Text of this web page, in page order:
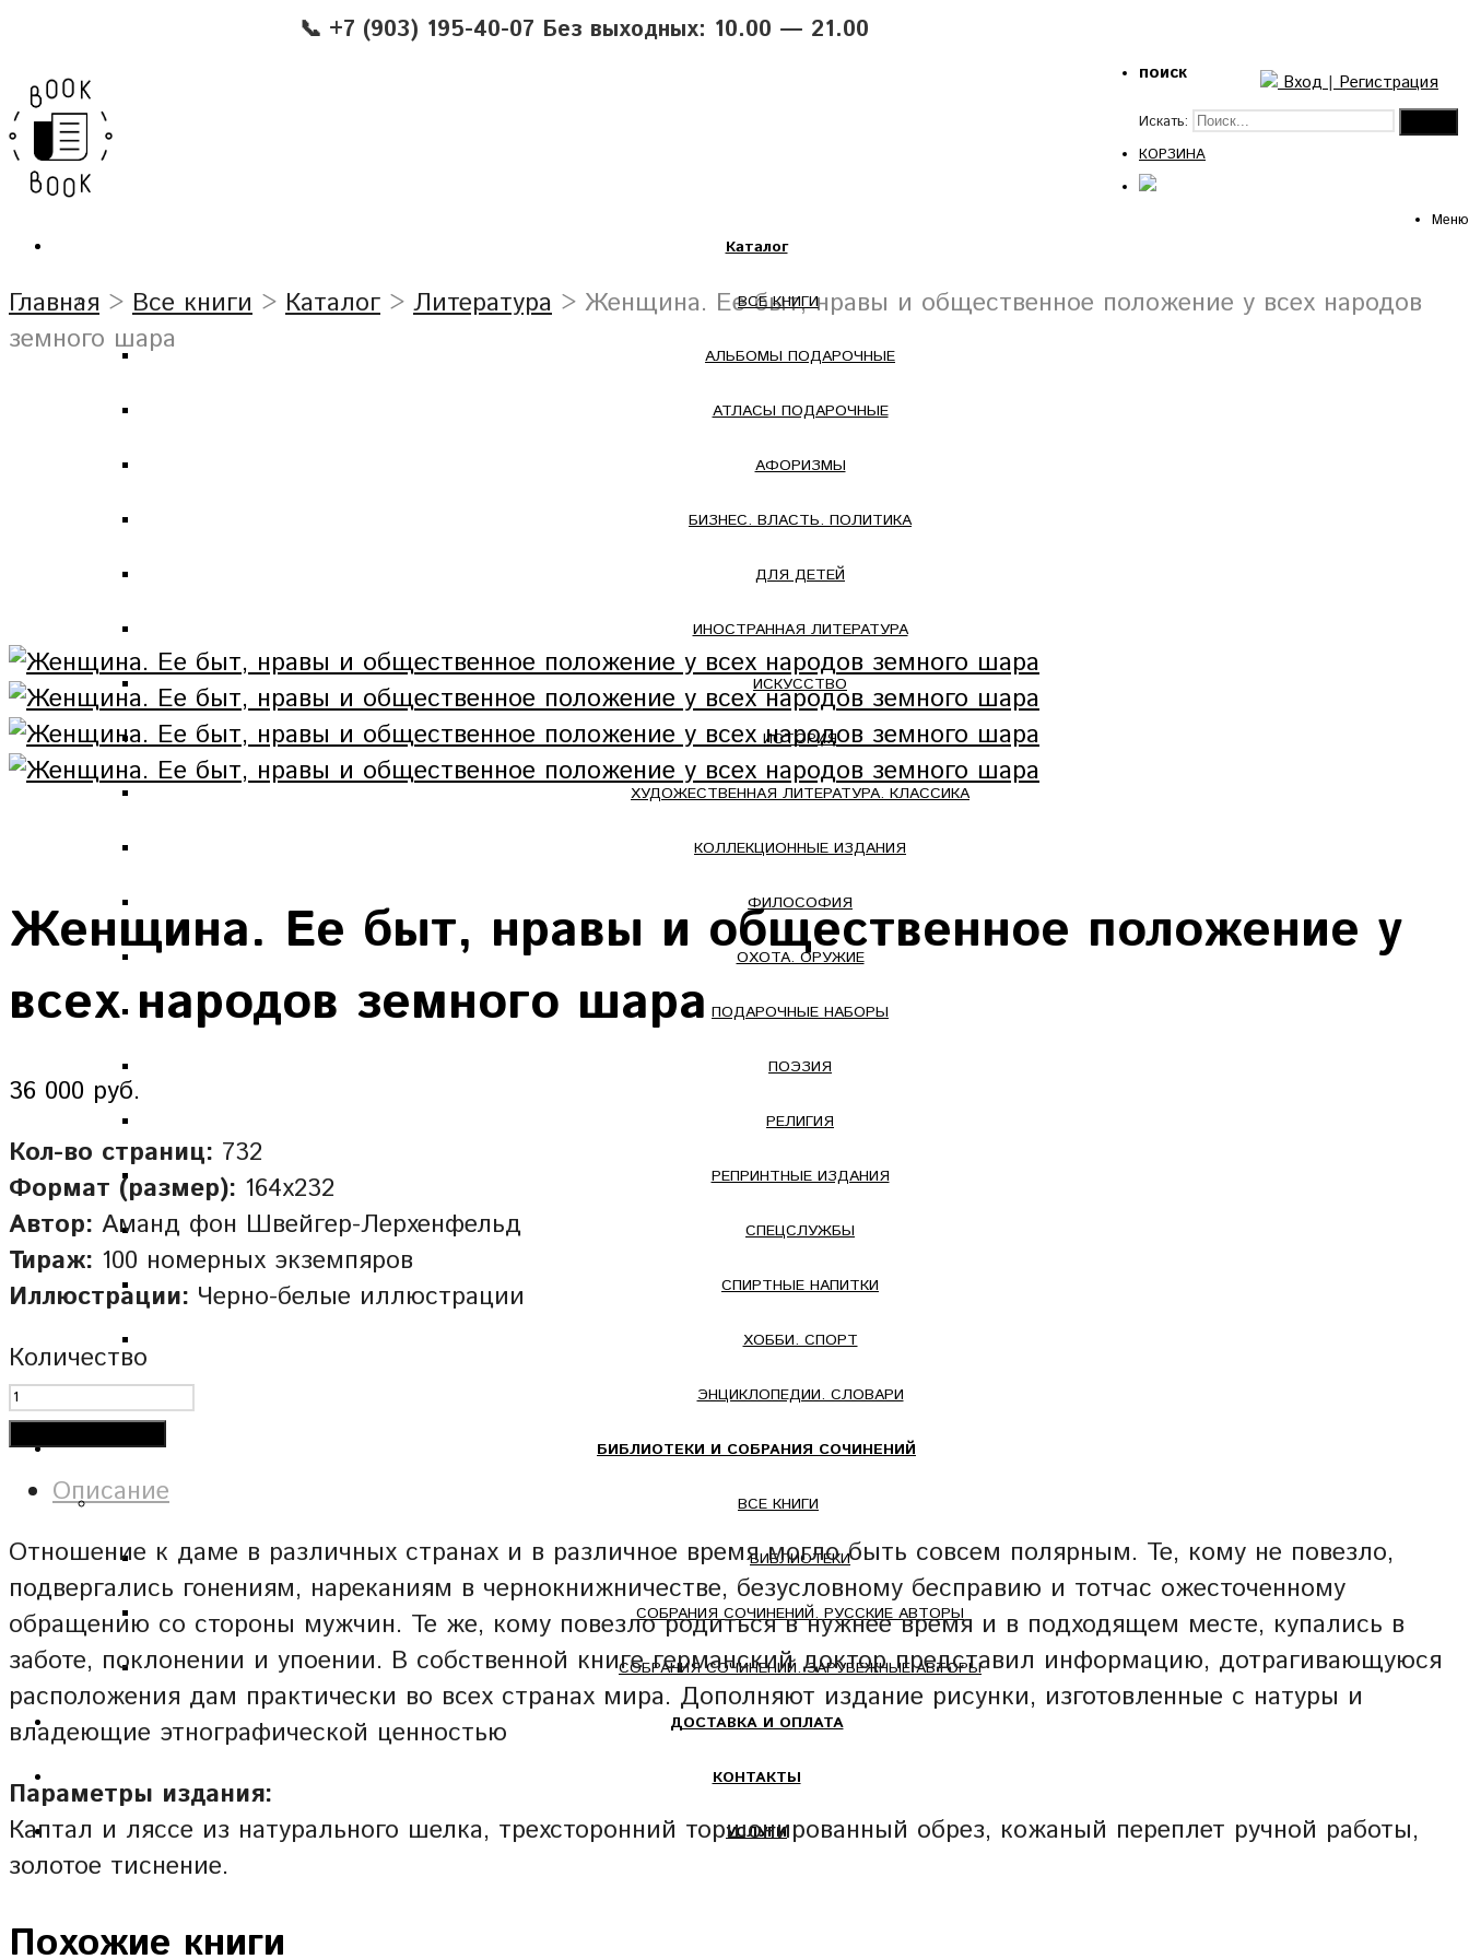
📞 +7 (903) 195-40-07 Без выходных: 10.00 — 21.00
Вход | Регистрация
Каталог
ВСЕ КНИГИ
АЛЬБОМЫ ПОДАРОЧНЫЕ
АТЛАСЫ ПОДАРОЧНЫЕ
АФОРИЗМЫ
БИЗНЕС. ВЛАСТЬ. ПОЛИТИКА
ДЛЯ ДЕТЕЙ
ИНОСТРАННАЯ ЛИТЕРАТУРА
ИСКУССТВО
ИСТОРИЯ
ХУДОЖЕСТВЕННАЯ ЛИТЕРАТУРА. КЛАССИКА
КОЛЛЕКЦИОННЫЕ ИЗДАНИЯ
ФИЛОСОФИЯ
ОХОТА. ОРУЖИЕ
ПОДАРОЧНЫЕ НАБОРЫ
ПОЭЗИЯ
РЕЛИГИЯ
РЕПРИНТНЫЕ ИЗДАНИЯ
СПЕЦСЛУЖБЫ
СПИРТНЫЕ НАПИТКИ
ХОББИ. СПОРТ
ЭНЦИКЛОПЕДИИ. СЛОВАРИ
БИБЛИОТЕКИ И СОБРАНИЯ СОЧИНЕНИЙ
ВСЕ КНИГИ
БИБЛИОТЕКИ
СОБРАНИЯ СОЧИНЕНИЙ. РУССКИЕ АВТОРЫ
СОБРАНИЯ СОЧИНЕНИЙ. ЗАРУБЕЖНЫЕ АВТОРЫ
ДОСТАВКА И ОПЛАТА
КОНТАКТЫ
УСЛУГИ
поиск
Искать:
КОРЗИНА
Меню
Главная > Все книги > Каталог > Литература > Женщина. Ее быт, нравы и общественное положение у всех народов
земного шара
Женщина. Ее быт, нравы и общественное положение у
всех народов земного шара
36 000 руб.
Кол-во страниц: 732
Формат (размер): 164х232
Автор: Аманд фон Швейгер-Лерхенфельд
Тираж: 100 номерных экземпяров
Иллюстрации: Черно-белые иллюстрации
Количество
Описание
Отношение к даме в различных странах и в различное время могло быть совсем полярным. Те, кому не повезло,
подвергались гонениям, нареканиям в чернокнижничестве, безусловному бесправию и тотчас ожесточенному
обращению со стороны мужчин. Те же, кому повезло родиться в нужнее время и в подходящем месте, купались в
заботе, поклонении и упоении. В собственной книге германский доктор представил информацию, дотрагивающуюся
расположения дам практически во всех странах мира. Дополняют издание рисунки, изготовленные с натуры и
владеющие этнографической ценностью
Параметры издания:
Каптал и ляссе из натурального шелка, трехсторонний торшонированный обрез, кожаный переплет ручной работы,
золотое тиснение.
Похожие книги